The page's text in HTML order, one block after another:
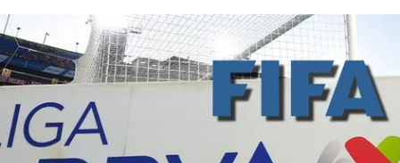
La aceptación de una de las ofertas presentadas en esta página
Vamos Azul. Este pago puede influir en
cómo y dónde aparecen los operadores de juego en la página y en el
orden en que aparecen, pero no influye en nuestras evaluaciones.